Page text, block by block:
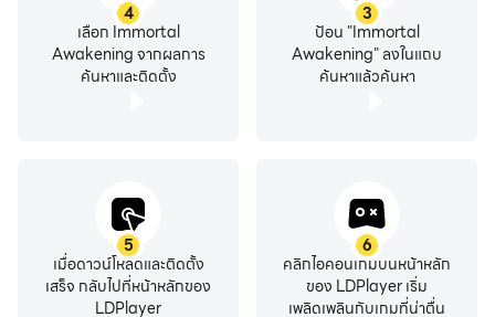
3
ป้อน "Immortal
Awakening" ลงในแถบ
ค้นหาแล้วค้นหา
4
เลือก Immortal
Awakening จากผลการ
ค้นหาและติดตั้ง
5
เมื่อดาวน์โหลดและติดตั้ง
เสร็จ กลับไปที่หน้าหลักของ
LDPlayer
6
คลิกไอคอนเกมบนหน้าหลัก
ของ LDPlayer เริ่ม
เพลิดเพลินกับเกมที่น่าตื่น